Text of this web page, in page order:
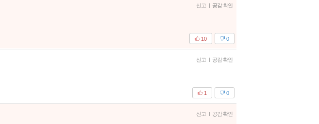
신고 | 공감 확인
0
10
신고 | 공감 확인
0
1
신고 | 공감 확인